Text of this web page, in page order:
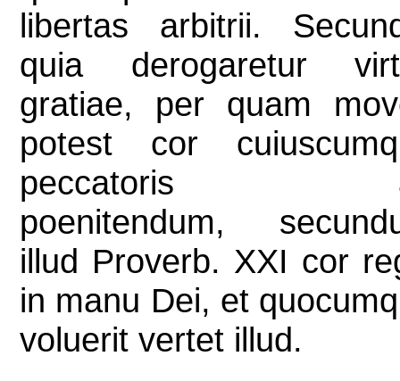
libertas arbitrii.
quia derogaretur
gratiae, per quam
potest cor
peccatoris
poenitendum,
illud Proverb. XXI cor
in manu Dei, et
voluerit vertet illud.